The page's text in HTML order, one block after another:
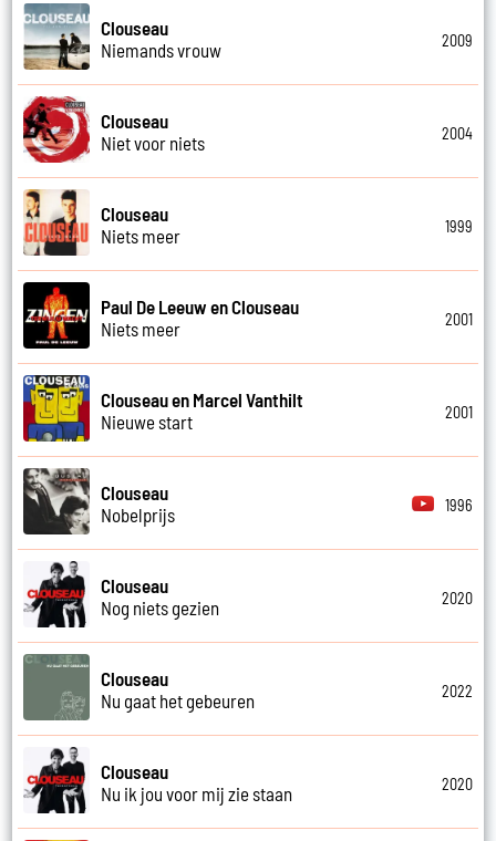
Clouseau
Niemands vrouw
2009
Clouseau
Niet voor niets
2004
Clouseau
Niets meer
1999
Paul De Leeuw en Clouseau
Niets meer
2001
Clouseau en Marcel Vanthilt
Nieuwe start
2001
Clouseau
Nobelprijs
1996
Clouseau
Nog niets gezien
2020
Clouseau
Nu gaat het gebeuren
2022
Clouseau
Nu ik jou voor mij zie staan
2020